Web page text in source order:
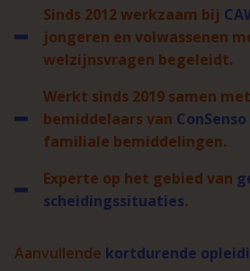
Sinds 2012 werkzaam bij
jongeren en volwassenen
welzijnsvragen begeleidt.
Werkt sinds 2019 samen
bemiddelaars van ConSenso
familiale bemiddelingen.
Experte op het gebied van
scheidingssituaties.
Aanvullende kortdurende